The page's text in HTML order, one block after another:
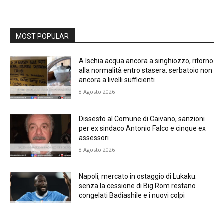
MOST POPULAR
A Ischia acqua ancora a singhiozzo, ritorno
alla normalità entro stasera: serbatoio non
ancora a livelli sufficienti
8 Agosto 2026
Dissesto al Comune di Caivano, sanzioni
per ex sindaco Antonio Falco e cinque ex
assessori
8 Agosto 2026
Napoli, mercato in ostaggio di Lukaku:
senza la cessione di Big Rom restano
congelati Badiashile e i nuovi colpi